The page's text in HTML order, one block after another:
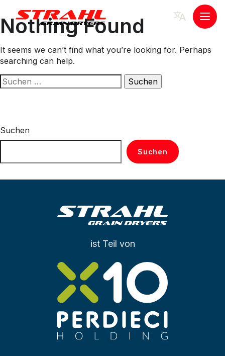
to
content
menu
Nothing Found
It seems we can’t find what you’re looking for. Perhaps
searching can help.
Suchen
nach:
Suchen
Suchen
ist Teil von